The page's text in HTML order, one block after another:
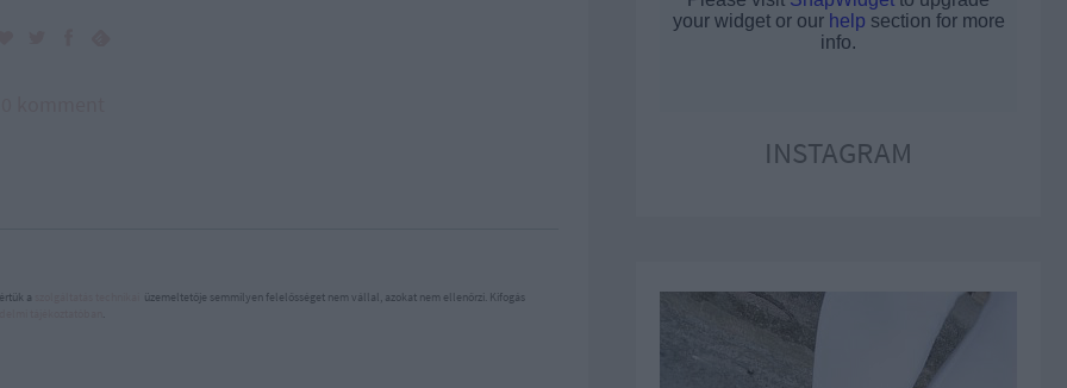
a
üzemeltetője semmilyen felelősséget nem vállal, azokat nem ellenőrzi. Kifogás
INSTAGRAM